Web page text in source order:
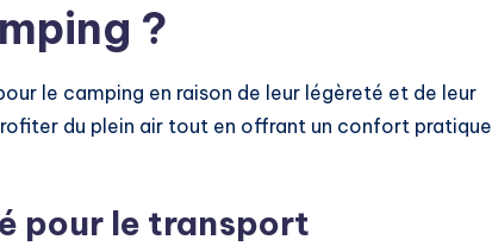
?
le camping en raison de leur légèreté et de leur
du plein air tout en offrant un confort pratique
pour le transport